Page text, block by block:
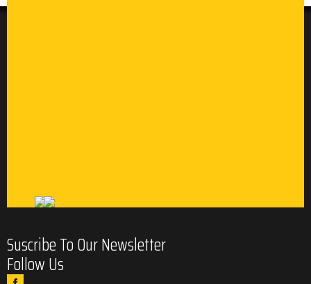
Suscribe To Our Newsletter
Follow Us